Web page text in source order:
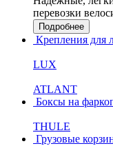
перевозки
Подробнее
Крепления для
LUX
ATLANT
Боксы на
THULE
Грузовые